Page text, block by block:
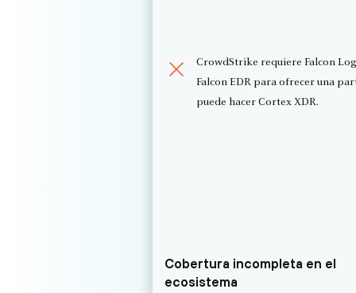
CrowdStrike requiere Falcon
Falcon EDR para ofrecer una
puede hacer Cortex XDR.
Cobertura incompleta en el
ecosistema